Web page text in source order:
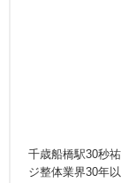
千歳船橋駅30秒
ジ整体業界30年